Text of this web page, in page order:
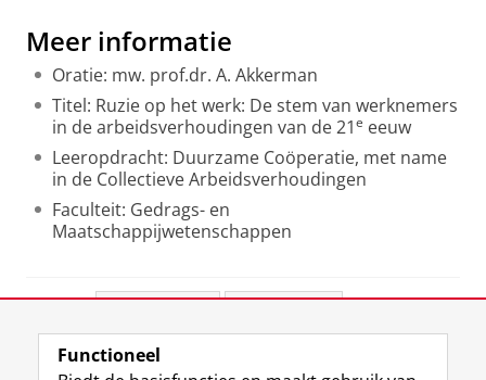
Meer informatie
Oratie: mw. prof.dr. A. Akkerman
Titel: Ruzie op het werk: De stem van werknemers
in de arbeidsverhoudingen van de 21e eeuw
Leeropdracht: Duurzame Coöperatie, met name
in de Collectieve Arbeidsverhoudingen
Faculteit: Gedrags- en
Maatschappijwetenschappen
View this page in:English
Functioneel